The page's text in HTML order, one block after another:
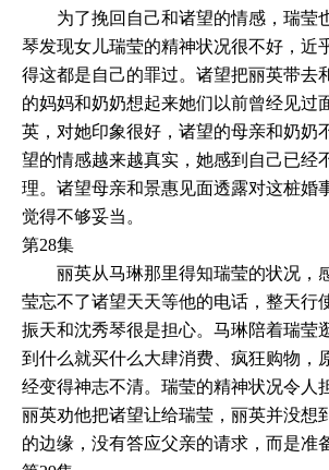
为了挽回自己和诸望的情感，瑞莹
琴发现女儿瑞莹的精神状况很不好，近
得这都是自己的罪过。诸望把丽英带去
的妈妈和奶奶想起来她们以前曾经见过
英，对她印象很好，诸望的母亲和奶奶
望的情感越来越真实，她感到自己已经
理。诸望母亲和景惠见面透露对这桩婚
觉得不够妥当。
第28集
丽英从马琳那里得知瑞莹的状况，
莹忘不了诸望天天等他的电话，整天行
振天和沈秀琴很是担心。马琳陪着瑞莹
到什么就买什么大肆消费、疯狂购物，
经变得神志不清。瑞莹的精神状况令人
丽英劝他把诸望让给瑞莹，丽英并没想
的边缘，没有答应父亲的请求，而是准